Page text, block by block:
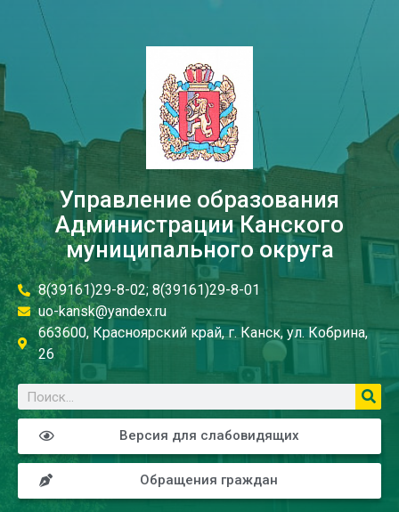
Управление образования
Администрации Канского
муниципального округа
8(39161)29-8-02; 8(39161)29-8-01
uo-kansk@yandex.ru
663600, Красноярский край, г. Канск, ул. Кобрина,
26
Версия для слабовидящих
Обращения граждан